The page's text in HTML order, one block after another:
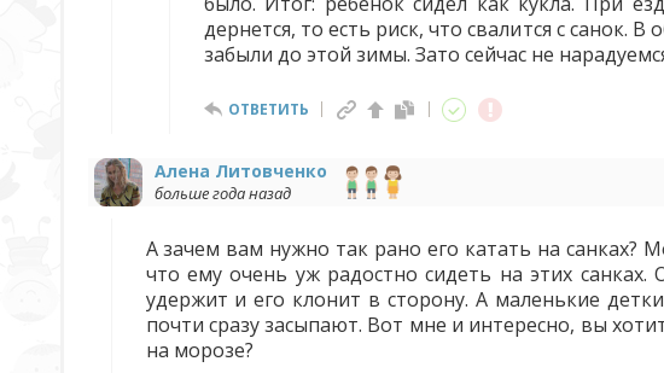
дернется, то есть риск, что свалится с санок.
забыли до этой зимы. Зато сейчас не
ОТВЕТИТЬ
Алена Литовченко
больше года назад
А зачем вам нужно так рано его катать на санках?
что ему очень уж радостно сидеть на этих
удержит и его клонит в сторону. А маленькие
почти сразу засыпают. Вот мне и интересно, вы
на морозе?